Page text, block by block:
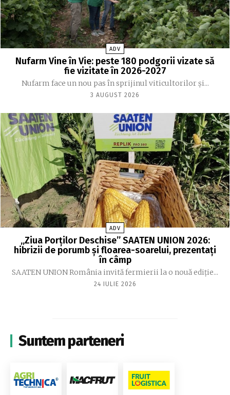
ADV
Nufarm Vine în Vie: peste 180 podgorii vizate să
fie vizitate în 2026-2027
Nufarm face un nou pas în sprijinul viticultorilor și...
3 AUGUST 2026
ADV
„Ziua Porților Deschise” SAATEN UNION 2026:
hibrizii de porumb și floarea-soarelui, prezentați
în câmp
SAATEN UNION România invită fermierii la o nouă ediție...
24 IULIE 2026
Suntem parteneri